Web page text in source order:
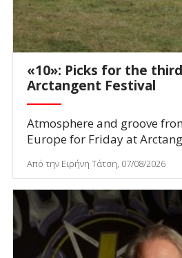
«10»: Picks for the
Arctangent Festival
Atmosphere and groove
Europe for Friday at
Από την Ειρήνη Τάτση, 07/08/2026